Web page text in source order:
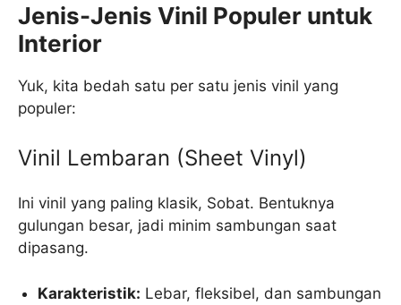
Jenis-Jenis Vinil Populer untuk
Interior
Yuk, kita bedah satu per satu jenis vinil yang
populer:
Vinil Lembaran (Sheet Vinyl)
Ini vinil yang paling klasik, Sobat. Bentuknya
gulungan besar, jadi minim sambungan saat
dipasang.
Karakteristik: Lebar, fleksibel, dan sambungan